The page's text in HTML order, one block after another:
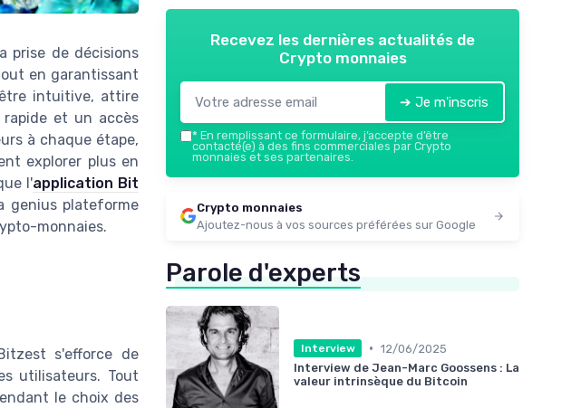
prise de décisions
en garantissant
intuitive, attire
rapide et un accès
à chaque étape,
explorer plus en
l'application Bit
genius plateforme
monnaies.
s'efforce de
utilisateurs. Tout
le choix des
Recevez les dernières actualités de
Crypto monnaies
➔ Je m'inscris
* En remplissant ce formulaire, j’accepte d’être
contacté(e) à des fins commerciales par Crypto
monnaies et ses partenaires.
Crypto monnaies
Ajoutez-nous à vos sources préférées sur Google
Parole d'experts
Interview • 12/06/2025
Interview de Jean-Marc Goossens : La
valeur intrinsèque du Bitcoin